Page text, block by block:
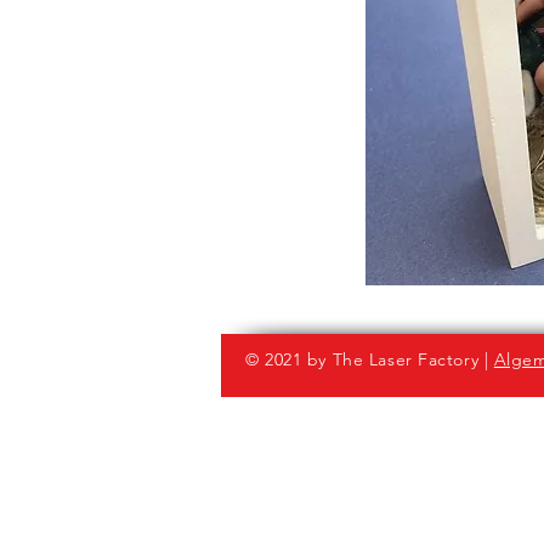
© 2021 by The Laser Factory |